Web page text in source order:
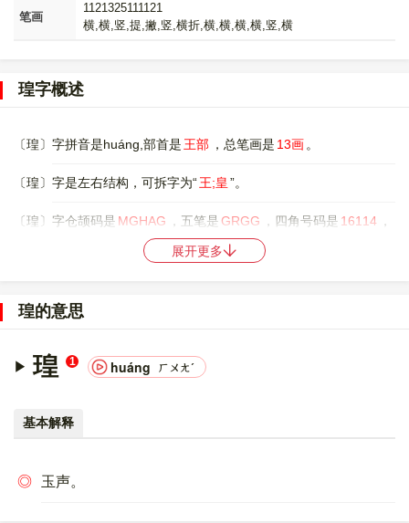
笔画
1121325111121
横,横,竖,提,撇,竖,横折,横,横,横,横,竖,横
瑝字概述
〔瑝〕字拼音是huáng,部首是 王部 ，总笔画是 13画 。
〔瑝〕字是左右结构，可拆字为“王;皇”。
〔瑝〕字仓颉码是 MGHAG ，五笔是 GRGG ，四角号码是 16114
，
，中文电码是无，。
0000745D，UTF-8：E7 91 9D。
〔瑝〕字在 《通用规范汉字表》的
展开更多
瑝的意思
瑝 1 huáng ㄏㄨㄤˊ
基本解释
◎ 玉声。